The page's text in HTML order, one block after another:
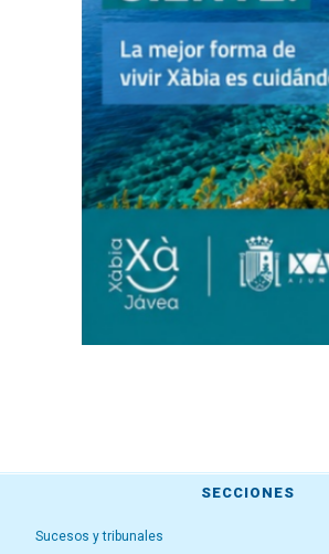
SECCIONES
Sucesos y tribunales